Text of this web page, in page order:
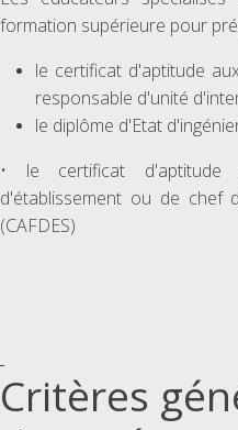
formation supérieure pour
le certificat d'aptitude
responsable d'unité
le diplôme d'Etat
• le certificat
d'établissement ou de chef
(CAFDES)
Critères